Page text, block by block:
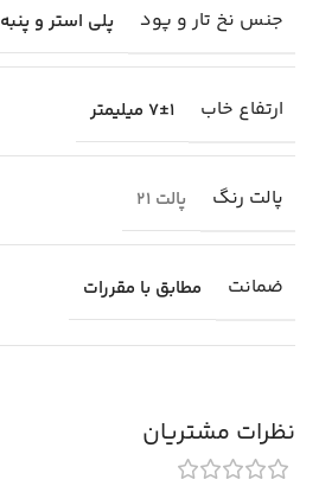
جنس نخ تار و پود پلی استر و پنبه
ارتفاع خاب 7±1 میلیمتر
پالت رنگ پالت 21
ضمانت مطابق با مقررات
نظرات مشتریان